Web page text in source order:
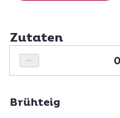
Zutaten
Personenanzahl verringern
Personenanzahl
Brühteig